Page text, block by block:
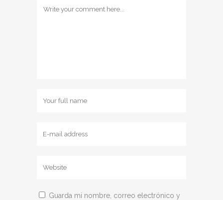
Guarda mi nombre, correo electrónico y